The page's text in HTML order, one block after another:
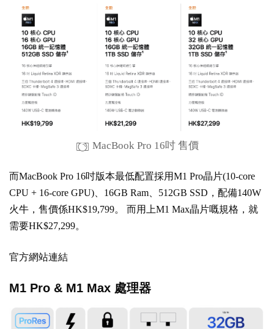
MacBook Pro 16吋 售價
而MacBook Pro 16吋版本最低配置採用M1 Pro晶片(10-core
CPU + 16-core GPU)、16GB Ram、512GB SSD，配備140W
火牛，售價係HK$19,799。 而用上M1 Max晶片嘅規格，就
需要HK$27,299。
官方網站連結
M1 Pro & M1 Max 處理器